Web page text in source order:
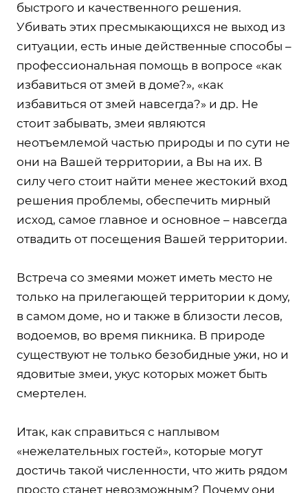
быстрого и качественного решения.
Убивать этих пресмыкающихся не выход из
ситуации, есть иные действенные способы –
профессиональная помощь в вопросе «как
избавиться от змей в доме?», «как
избавиться от змей навсегда?» и др. Не
стоит забывать, змеи являются
неотъемлемой частью природы и по сути не
они на Вашей территории, а Вы на их. В
силу чего стоит найти менее жестокий вход
решения проблемы, обеспечить мирный
исход, самое главное и основное – навсегда
отвадить от посещения Вашей территории.
Встреча со змеями может иметь место не
только на прилегающей территории к дому,
в самом доме, но и также в близости лесов,
водоемов, во время пикника. В природе
существуют не только безобидные ужи, но и
ядовитые змеи, укус которых может быть
смертелен.
Итак, как справиться с наплывом
«нежелательных гостей», которые могут
достичь такой численности, что жить рядом
просто станет невозможным? Почему они